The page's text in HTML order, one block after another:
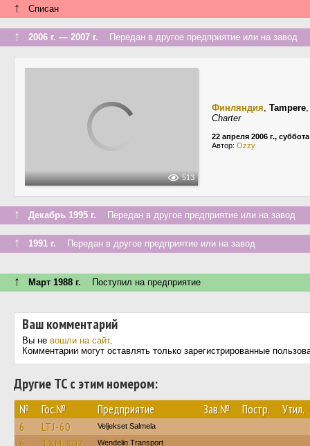
↑ Списан
↑ 2006 г. — 2007 г. Передан в другое предприятие или на завод
513
Финляндия, Tampere
Charter
22 апреля 2006 г., суббота
Автор: Ozzy
↑ Декабрь 1995 г. Передан в другое предприятие или на завод
↑ 1991 г. Передан в другое предприятие или на завод
↑ Март 1988 г. Поступил на предприятие
Ваш комментарий
Вы не вошли на сайт.
Комментарии могут оставлять только зарегистрированные
Другие ТС с этим номером:
№ Гос.№ Предприятие Зав.№ Постр. Утил.
6 LTJ-60 Veljekset Salmela
6 TXM-802 Wendelin Transport